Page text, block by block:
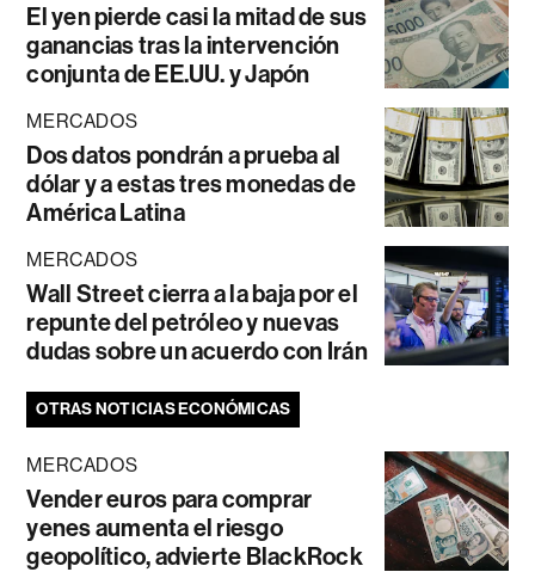
El yen pierde casi la mitad de sus
ganancias tras la intervención
conjunta de EE.UU. y Japón
MERCADOS
Dos datos pondrán a prueba al
dólar y a estas tres monedas de
América Latina
MERCADOS
Wall Street cierra a la baja por el
repunte del petróleo y nuevas
dudas sobre un acuerdo con Irán
OTRAS NOTICIAS ECONÓMICAS
MERCADOS
Vender euros para comprar
yenes aumenta el riesgo
geopolítico, advierte BlackRock